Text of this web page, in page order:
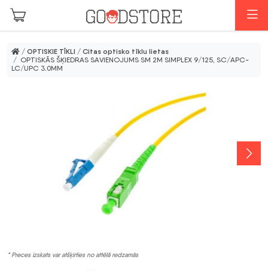
Skip to main content
/ OPTISKIE TĪKLI / Citas optisko tīklu lietas
/ OPTISKĀS ŠĶIEDRAS SAVIENOJUMS SM 2M SIMPLEX 9/125, SC/APC-
LC/UPC 3.0MM
* Preces izskats var atšķirties no attēlā redzamās